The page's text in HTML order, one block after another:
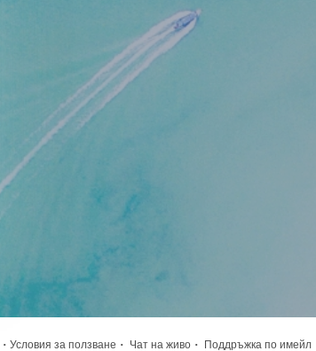
· Условия за ползване · Чат на живо · Поддръжка по имейл